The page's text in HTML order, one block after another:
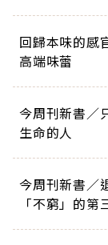
回歸本味的感
高端味蕾
今周刊新書／
生命的人
今周刊新書／
「不窮」的第